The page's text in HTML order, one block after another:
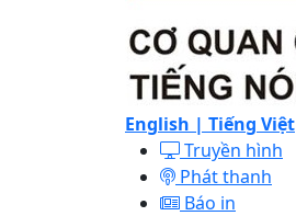
English | Tiếng Việt
Truyền hình
Phát thanh
Báo in